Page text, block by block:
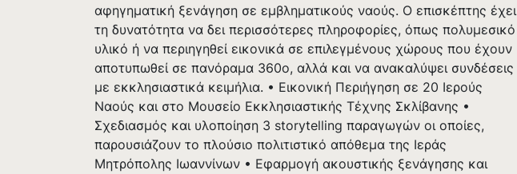
αφηγηματική ξενάγηση σε εμβληματικούς ναούς. Ο επισκέπτης έχει
τη δυνατότητα να δει περισσότερες πληροφορίες, όπως πολυμεσικό
υλικό ή να περιηγηθεί εικονικά σε επιλεγμένους χώρους που έχουν
αποτυπωθεί σε πανόραμα 360ο, αλλά και να ανακαλύψει συνδέσεις
με εκκλησιαστικά κειμήλια. • Εικονική Περιήγηση σε 20 Ιερούς
Ναούς και στο Μουσείο Εκκλησιαστικής Τέχνης Σκλίβανης •
Σχεδιασμός και υλοποίηση 3 storytelling παραγωγών οι οποίες,
παρουσιάζουν το πλούσιο πολιτιστικό απόθεμα της Ιεράς
Μητρόπολης Ιωαννίνων • Εφαρμογή ακουστικής ξενάγησης και